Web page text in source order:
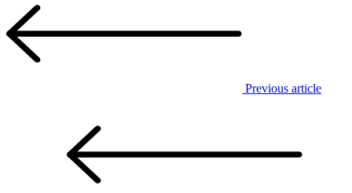
Previous article